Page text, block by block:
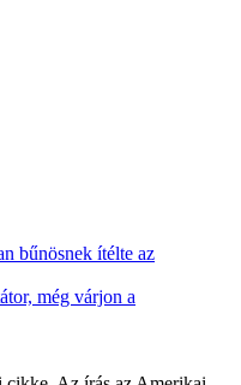
bűnösnek ítélte az
még várjon a